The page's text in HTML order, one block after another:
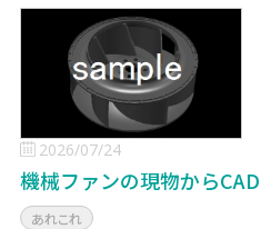
2026/07/24
機械ファンの現物から
あれこれ